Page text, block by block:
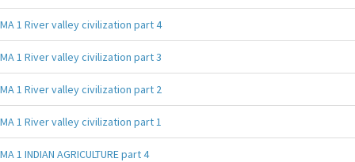
MA 1 River valley civilization part 4
MA 1 River valley civilization part 3
MA 1 River valley civilization part 2
MA 1 River valley civilization part 1
MA 1 INDIAN AGRICULTURE part 4